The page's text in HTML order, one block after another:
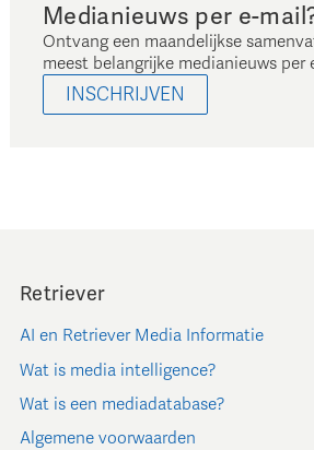
Medianieuws per e-
Ontvang een maandelijkse
meest belangrijke medianieuws per
INSCHRIJVEN
Retriever
AI en Retriever Media Informatie
Wat is media intelligence?
Wat is een mediadatabase?
Algemene voorwaarden